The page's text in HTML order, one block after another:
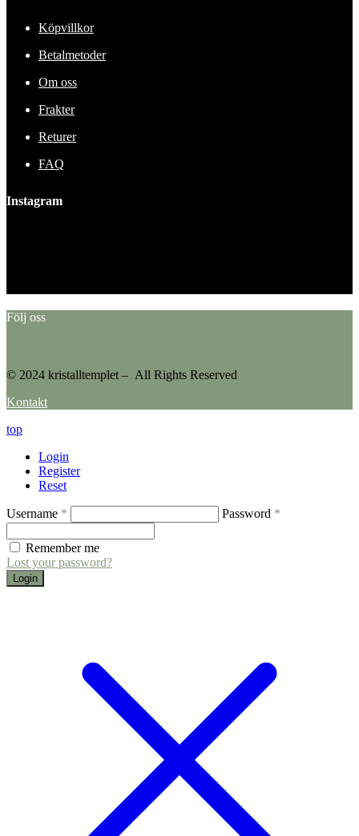
Köpvillkor
Betalmetoder
Om oss
Frakter
Returer
FAQ
Instagram
Följ oss
© 2024 kristalltemplet – All Rights Reserved
Kontakt
top
Login
Register
Reset
Username * Password *
Remember me
Lost your password?
Login